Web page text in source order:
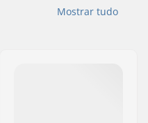
Mostrar tudo